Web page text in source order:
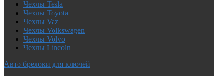
Чехлы Tesla
Чехлы Toyota
Чехлы Vaz
Чехлы Volkswagen
Чехлы Volvo
Чехлы Lincoln
Авто брелоки для ключей